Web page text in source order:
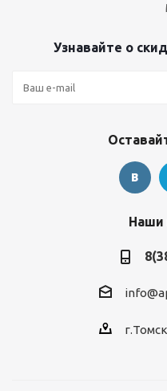
Узнавайте о
Наши